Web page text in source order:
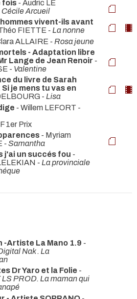
fois - Audric LE
Cécile Arcueil
vivent-ils avant
FIETTE - La nonne
ALLAIRE - Rosa jeune
- Adaptation libre
Lange de Jean Renoir -
- Valentine
du livre de Sarah
je mens tu vas en
- Lisa
- Willem LEFORT -
1er Prix
- Myriam
- Samantha
j'ai un succés fou -
- La provinciale
-Artiste La Mano 1.9 -
Nak . La
Dr Yaro et la Folie -
LS PROD. La maman qui